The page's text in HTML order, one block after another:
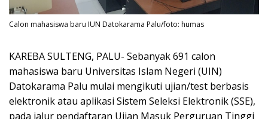
Calon mahasiswa baru IUN Datokarama Palu/foto: humas
KAREBA SULTENG, PALU- Sebanyak 691 calon
mahasiswa baru Universitas Islam Negeri (UIN)
Datokarama Palu mulai mengikuti ujian/test berbasis
elektronik atau aplikasi Sistem Seleksi Elektronik (SSE),
pada jalur pendaftaran Ujian Masuk Perguruan Tinggi